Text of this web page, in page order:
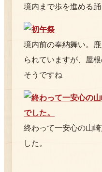
境内まで歩を進める
境内前の奉納舞い。
られていますが、屋
そうですね
終わって一安心の山
した。